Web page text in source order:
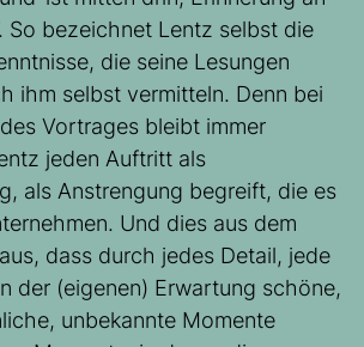
So bezeichnet Lentz selbst die
die seine Lesungen
ihm selbst vermitteln. Denn bei
Vortrages bleibt immer
jeden Auftritt als
als Anstrengung begreift, die es
Und dies aus dem
dass durch jedes Detail, jede
der (eigenen) Erwartung schöne,
unbekannte Momente